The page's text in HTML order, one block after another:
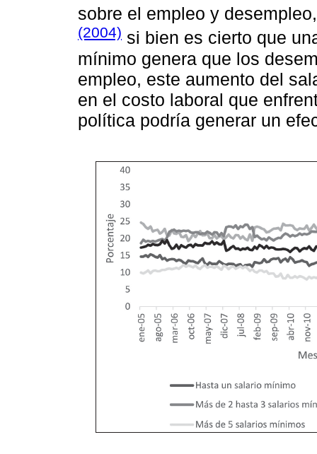
sobre el empleo y
(2004) si bien es cierto que
mínimo genera que los
empleo, este aumento del
en el costo laboral que
política podría generar un